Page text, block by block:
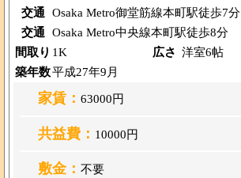
交通 Osaka Metro御堂筋線本町駅徒歩7分
交通 Osaka Metro中央線本町駅徒歩8分
間取り 1K 広さ 洋室6帖
築年数平成27年9月
家賃： 63000円
共益費： 10000円
敷金： 不要